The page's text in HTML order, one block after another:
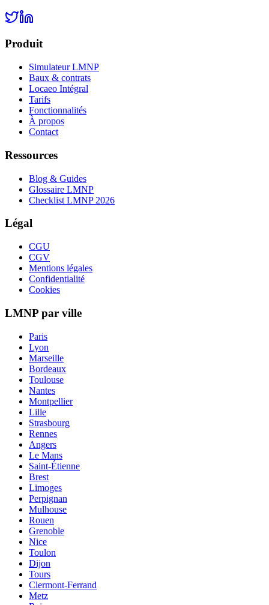
Produit
Simulateur LMNP
Baux & contrats
Locaeo Intégral
Tarifs
Fonctionnalités
À propos
Contact
Ressources
Blog & Guides
Glossaire LMNP
Checklist LMNP 2026
Légal
CGU
CGV
Mentions légales
Confidentialité
Cookies
LMNP par ville
Paris
Lyon
Marseille
Bordeaux
Toulouse
Nantes
Montpellier
Lille
Strasbourg
Rennes
Angers
Le Mans
Saint-Étienne
Brest
Limoges
Perpignan
Mulhouse
Rouen
Grenoble
Nice
Toulon
Dijon
Tours
Clermont-Ferrand
Metz